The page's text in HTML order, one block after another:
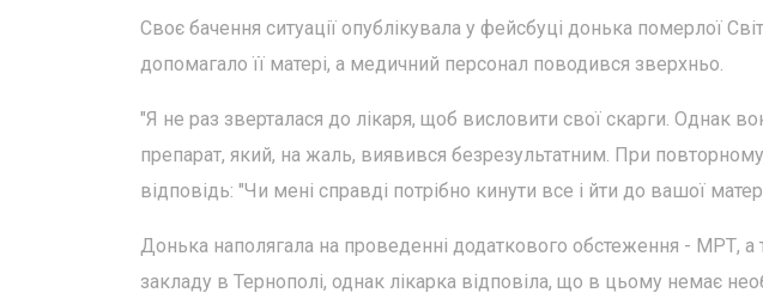
Своє бачення ситуації опублікувала у фейсбуці донька померлої
допомагало її матері, а медичний персонал поводився зверхньо.
"Я не раз зверталася до лікаря, щоб висловити свої скарги. Однак
препарат, який, на жаль, виявився безрезультатним. При
відповідь: "Чи мені справді потрібно кинути все і йти до вашої
Донька наполягала на проведенні додаткового обстеження - МРТ,
закладу в Тернополі, однак лікарка відповіла, що в цьому немає